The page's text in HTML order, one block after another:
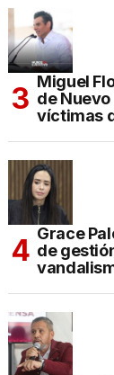
Miguel
de
víctimas
Grace
de